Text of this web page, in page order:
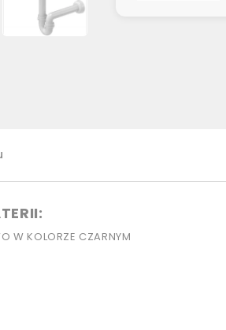
W KOLORZE CZARNYM